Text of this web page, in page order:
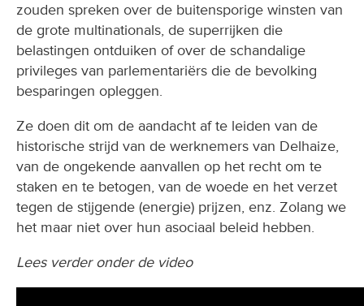
zouden spreken over de buitensporige winsten van
de grote multinationals, de superrijken die
belastingen ontduiken of over de schandalige
privileges van parlementariërs die de bevolking
besparingen opleggen.
Ze doen dit om de aandacht af te leiden van de
historische strijd van de werknemers van Delhaize,
van de ongekende aanvallen op het recht om te
staken en te betogen, van de woede en het verzet
tegen de stijgende (energie) prijzen, enz. Zolang we
het maar niet over hun asociaal beleid hebben.
Lees verder onder de video